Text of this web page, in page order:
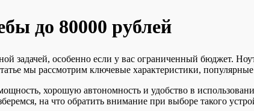
до 80000 рублей
задачей, особенно если у вас ограниченный бюджет.
мы рассмотрим ключевые характеристики,
хорошую автономность и удобство в
на что обратить внимание при выборе такого